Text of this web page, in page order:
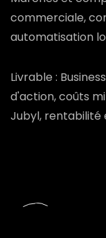
commerciale,
automatisation
Livrable :
d'action, coûts
Jubyl, rentabilité